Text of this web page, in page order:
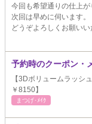
今回も希望通りの仕上が
次回は早めに伺います。
どうぞよろしくお願いい
予約時のクーポン・
【3Dボリュームラッシ
￥8150】
まつげ･ﾒｲｸ